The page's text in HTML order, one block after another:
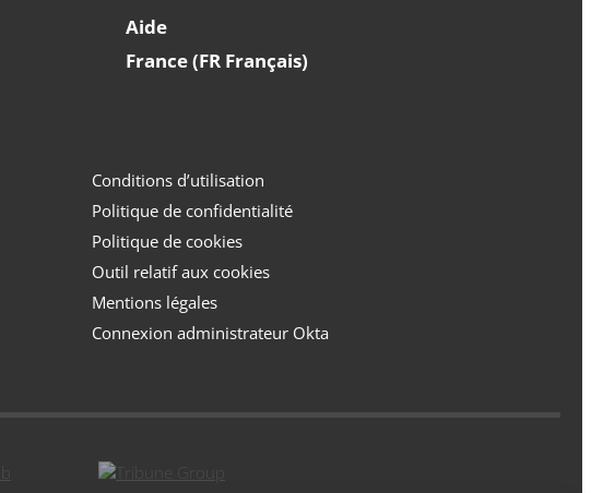
Aide
France (FR Français)
Conditions d’utilisation
Politique de confidentialité
Politique de cookies
Outil relatif aux cookies
Mentions légales
Connexion administrateur Okta